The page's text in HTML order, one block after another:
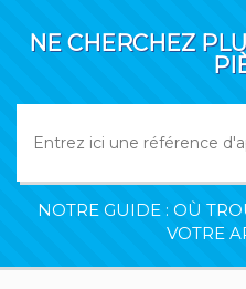
NE CHERCHEZ
NOTRE GUIDE : OÙ
VOTRE